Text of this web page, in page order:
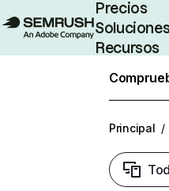
Precios
Recursos
Principal /